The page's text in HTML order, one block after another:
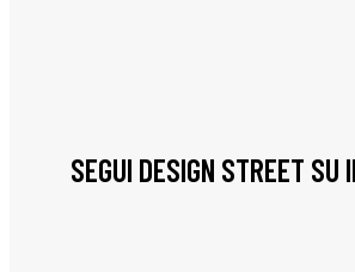
SEGUI DESIGN STREET SU